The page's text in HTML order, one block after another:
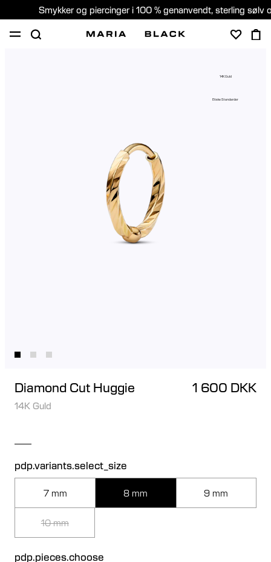
Smykker og piercinger i 100 % genanvendt, sterling sølv
14K Guld
Etiske Standarder
Diamond Cut Huggie 1 600 DKK
14K Guld
pdp.variants.select_size
7 mm 8 mm 9 mm
10 mm
pdp.pieces.choose